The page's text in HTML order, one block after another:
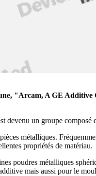
"Arcam, A GE
devenu un groupe
métalliques.
propriétés de matériau.
poudres métalliques
mais aussi pour le